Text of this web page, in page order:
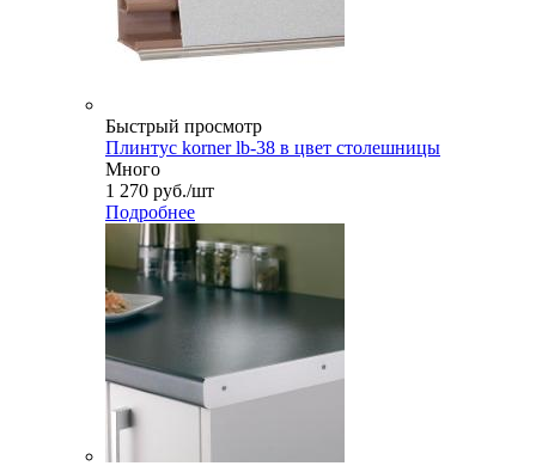
Быстрый просмотр
Плинтус korner lb-38 в цвет столешницы
Много
1 270 руб./шт
Подробнее